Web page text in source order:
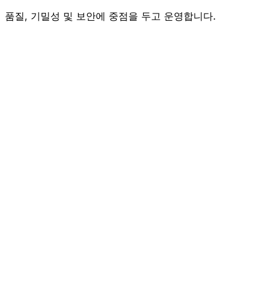
품질, 기밀성 및 보안에 중점을 두고 운영합니다.